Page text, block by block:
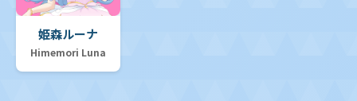
姫森ルーナ
Himemori Luna